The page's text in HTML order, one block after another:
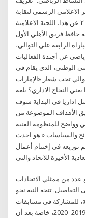
الاعلامي الرسمي لنقابة
المهن الرياضية‏. ‏‏٤٬٥٥٩‏ تسجيل إعجاب · يتحدث ‏٢‏ عن هذا‏. ‏اللجنة الاعلامية
حافظ فريق الأهلي الأول
الرابعة على التوالي،
عن أجندة الفعاليات
الوطني، الذي يقام في
تحت شعار «الإمارات
النجاح الاداري؟ بلغة
اداريا فى البداية سوف
الأهداف الموضوعة من
وواضح للمنظومة الفنية
والسياسات « هو احدث
توزيعه في إختتام أعمال
الأخيرة للاتحاد والتي
عدد من ممثلي الاتحادات
تتجه النية نحو
للمشاركة في مسابقات
سيدات كرة اليد الإماراتي بالموسم الحالي 2019- ‏2020، خاصة بعد أن